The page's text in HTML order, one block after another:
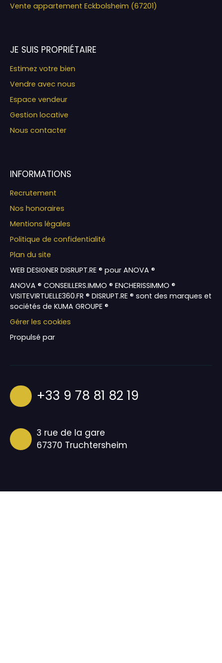
Vente appartement Eckbolsheim (67201)
JE SUIS PROPRIÉTAIRE
Estimez votre bien
Vendre avec nous
Espace vendeur
Gestion locative
Nous contacter
INFORMATIONS
Recrutement
Nos honoraires
Mentions légales
Politique de confidentialité
Plan du site
WEB DESIGNER DISRUPT.RE ® pour ANOVA ®
ANOVA ® CONSEILLERS.IMMO ® ENCHERISSIMMO ®
VISITEVIRTUELLE360.FR ® DISRUPT.RE ® sont des marques et
sociétés de KUMA GROUPE ®
Gérer les cookies
Propulsé par
+33 9 78 81 82 19
3 rue de la gare
67370 Truchtersheim